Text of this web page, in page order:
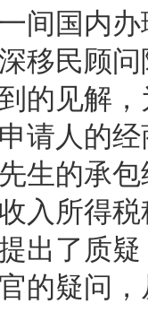
间国内
移民顾
的见解
请人的
生的承
入所得
出了质
的疑问